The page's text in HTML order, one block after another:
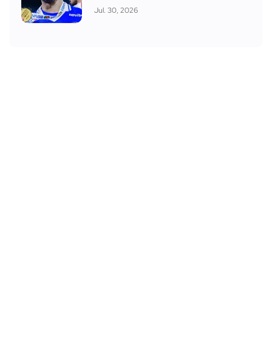
Jul. 30, 2026